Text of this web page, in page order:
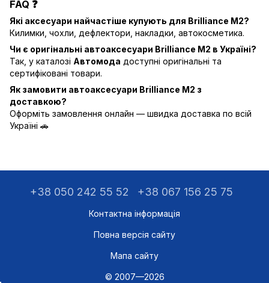
FAQ ❓
Які аксесуари найчастіше купують для Brilliance M2?
Килимки, чохли, дефлектори, накладки, автокосметика.
Чи є оригінальні автоаксесуари Brilliance M2 в Україні?
Так, у каталозі Автомода доступні оригінальні та
сертифіковані товари.
Як замовити автоаксесуари Brilliance M2 з
доставкою?
Оформіть замовлення онлайн — швидка доставка по всій
Україні 🚗
+38 050 242 55 52 +38 067 156 25 75
Контактна інформація
Повна версія сайту
Мапа сайту
© 2007—2026